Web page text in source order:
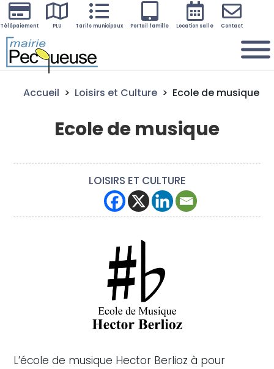

Télépaiement

PLU

Tarifs municipaux

Portail famille

Location salle

Contact
Accueil > Loisirs et Culture > Ecole de musique
Ecole de musique
LOISIRS ET CULTURE
L’école de musique Hector Berlioz à pour